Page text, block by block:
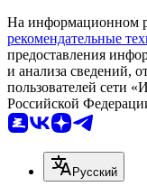
На информационном
рекомендательные
предоставления
и анализа сведений,
пользователей сети
Российской
Русский